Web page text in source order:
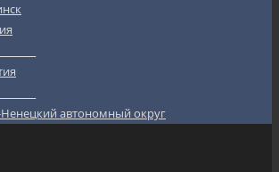
автономный округ